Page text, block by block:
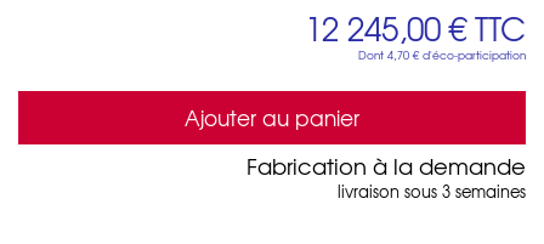
12 245,00 €TTC
Dont 4,70 € d'éco-participation
Ajouter au panier
Fabrication à la demande
livraison sous 3 semaines